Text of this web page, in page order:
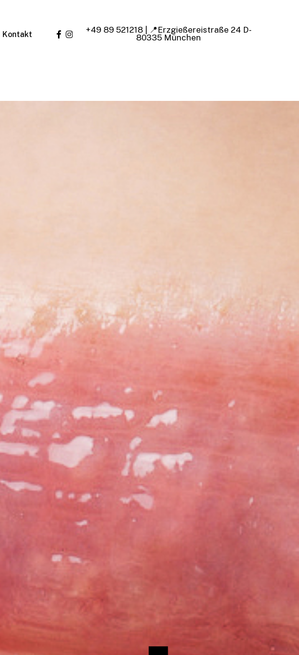
Kontakt facebook
instagram+49 89 521218 | 📍Erzgießereistraße 24 D-
80335 München